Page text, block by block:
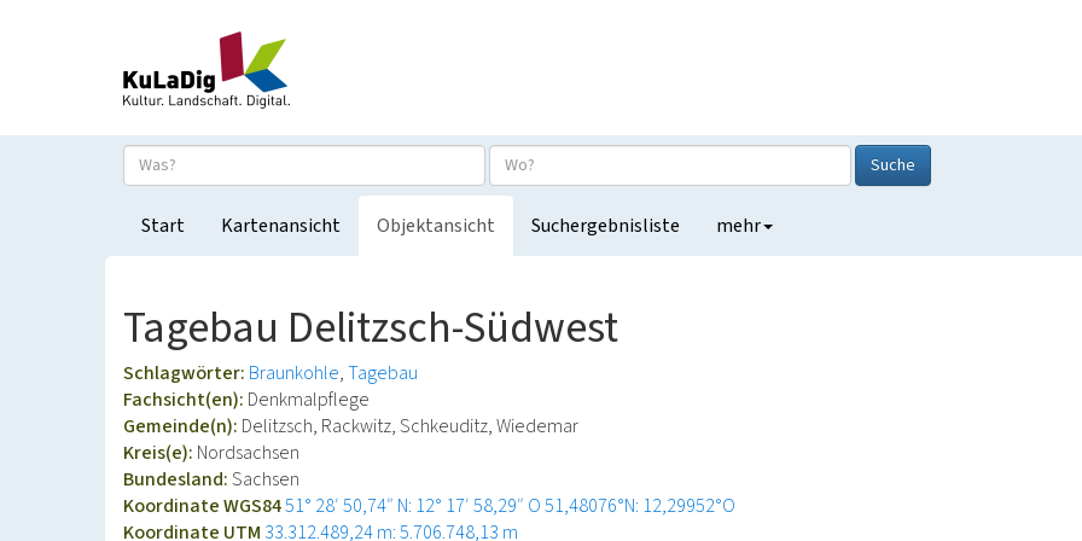
Suche
Start Kartenansicht Objektansicht Suchergebnisliste mehr
Tagebau Delitzsch-Südwest
Schlagwörter: Braunkohle Tagebau
Fachsicht(en): Denkmalpflege
Gemeinde(n): Delitzsch, Rackwitz, Schkeuditz, Wiedemar
Kreis(e): Nordsachsen
Bundesland:Sachsen
Koordinate WGS8451° 28′ 50,74″ N: 12° 17′ 58,29″ O51,48076°N: 12,29952°O
Koordinate UTM 33.312.489,24 m: 5.706.748,13 m